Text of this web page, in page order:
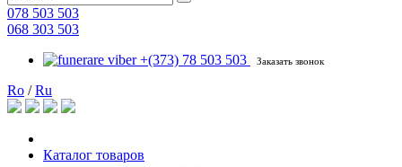
078 503 503
068 303 503
+(373) 78 503 503
Заказать звонок
Ro /Ru
Каталог товаров